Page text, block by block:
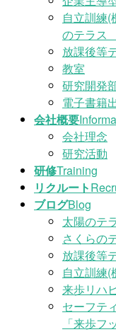
自立訓練
のテラス
放課後等
教室
研究開発
電子書籍
会社概要
会社理念
研究活動
研修Training
リクルート
ブログBlog
太陽のテ
さくらの
放課後等
自立訓練
来歩リハ
セーフテ
「来歩フ